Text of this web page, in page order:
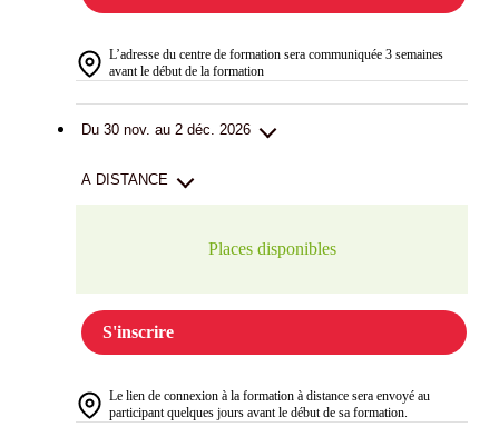
L’adresse du centre de formation sera communiquée 3 semaines
avant le début de la formation
Du 30 nov. au 2 déc. 2026
A DISTANCE
Places disponibles
S'inscrire
Le lien de connexion à la formation à distance sera envoyé au
participant quelques jours avant le début de sa formation.